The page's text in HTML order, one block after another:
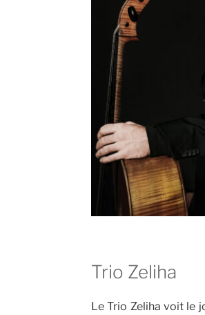
Trio Zeliha
Le Trio Zeliha voit le